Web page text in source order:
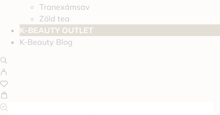
Tranexámsav
Zöld tea
K-BEAUTY OUTLET
K-Beauty Blog